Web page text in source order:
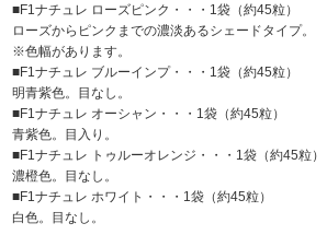
■F1ナチュレ ローズピンク・・・1袋（約45粒）
ローズからピンクまでの濃淡あるシェードタイプ。
※色幅があります。
■F1ナチュレ ブルーインプ・・・1袋（約45粒）
明青紫色。目なし。
■F1ナチュレ オーシャン・・・1袋（約45粒）
青紫色。目入り。
■F1ナチュレ トゥルーオレンジ・・・1袋（約45粒）
濃橙色。目なし。
■F1ナチュレ ホワイト・・・1袋（約45粒）
白色。目なし。